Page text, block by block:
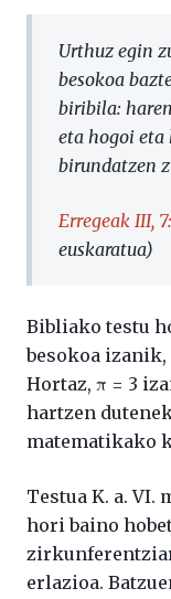
Urthuz egin
besokoa
biribila:
eta hogoi eta
birundatzen
Erregeak III,
euskaratua)
Bibliako testu
besokoa
Hortaz, π = 3
hartzen
matematikako
Testua K. a. VI.
hori baino
erlazioa.